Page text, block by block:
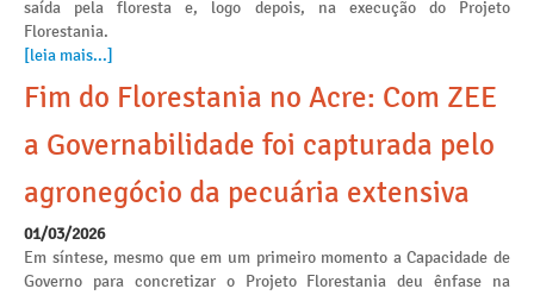
saída pela floresta e, logo depois, na execução do Projeto
Florestania.
[leia mais...]
Fim do Florestania no Acre: Com ZEE
a Governabilidade foi capturada pelo
agronegócio da pecuária extensiva
01/03/2026
Em síntese, mesmo que em um primeiro momento a Capacidade de
Governo para concretizar o Projeto Florestania deu ênfase na